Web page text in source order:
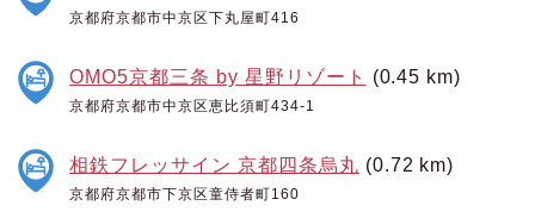
京都府京都市中京区下丸屋町416
OMO5京都三条 by 星野リゾート (0.45 km)
京都府京都市中京区恵比須町434-1
相鉄フレッサイン 京都四条烏丸 (0.72 km)
京都府京都市下京区童侍者町160